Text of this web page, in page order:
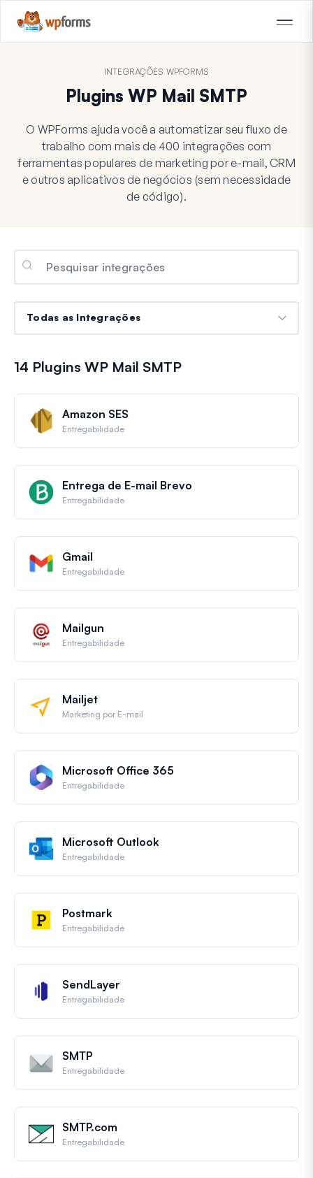
INTEGRAÇÕES WPFORMS
Plugins WP Mail SMTP
O WPForms ajuda você a automatizar seu fluxo de
trabalho com mais de 400 integrações com
ferramentas populares de marketing por e-mail, CRM
e outros aplicativos de negócios (sem necessidade
de código).
Categorias
Categorias
14 Plugins WP Mail SMTP
Amazon SES
Entregabilidade
Entrega de E-mail Brevo
Entregabilidade
Gmail
Entregabilidade
Mailgun
Entregabilidade
Mailjet
Marketing por E-mail
Microsoft Office 365
Entregabilidade
Microsoft Outlook
Entregabilidade
Postmark
Entregabilidade
SendLayer
Entregabilidade
SMTP
Entregabilidade
SMTP.com
Entregabilidade